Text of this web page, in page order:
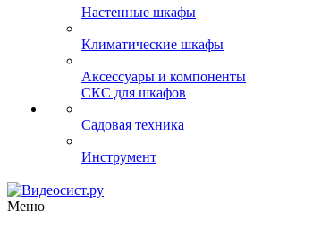
Настенные шкафы
Климатические шкафы
Аксессуары и компоненты
СКС для шкафов
Садовая техника
Инструмент
Меню